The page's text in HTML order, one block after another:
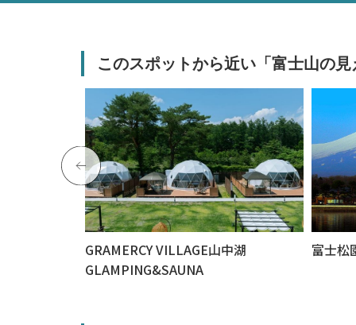
このスポットから近い「富士山の見
GRAMERCY VILLAGE山中湖
GLAMPING&SAUNA
富士松